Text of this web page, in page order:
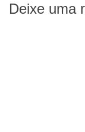
Deixe uma